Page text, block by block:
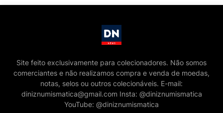
Site feito exclusivamente para colecionadores. Não somos
comerciantes e não realizamos compra e venda de moedas,
notas, selos ou outros colecionáveis. E-mail:
diniznumismatica@gmail.com Insta: @diniznumismatica
YouTube: @diniznumismatica